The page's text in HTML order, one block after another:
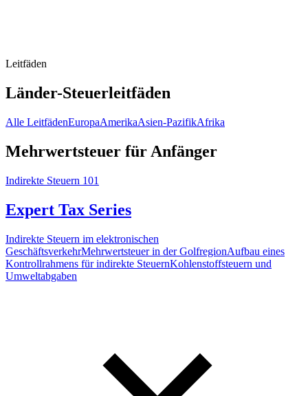
Leitfäden
Länder-Steuerleitfäden
Alle LeitfädenEuropaAmerikaAsien-PazifikAfrika
Mehrwertsteuer für Anfänger
Indirekte Steuern 101
Expert Tax Series
Indirekte Steuern im elektronischen
GeschäftsverkehrMehrwertsteuer in der GolfregionAufbau eines
Kontrollrahmens für indirekte SteuernKohlenstoffsteuern und
Umweltabgaben